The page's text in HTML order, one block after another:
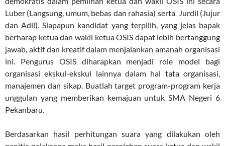
Luber (Langsung, umum, bebas dan rahasia) serta Jurdil (Jujur
dan Adil). Siapapun kandidat yang terpilih, yang jelas bapak
berharap ketua dan wakil ketua OSIS dapat lebih bertanggung
jawab, aktif dan kreatif dalam menjalankan amanah organisasi
ini. Pengurus OSIS diharapkan menjadi role model bagi
organisasi ekskul-ekskul lainnya dalam hal tata organisasi,
manajemen dan sikap. Buatlah target program-program kerja
unggulan yang memberikan kemajuan untuk SMA Negeri 6
Pekanbaru.
Berdasarkan hasil perhitungan suara yang dilakukan oleh